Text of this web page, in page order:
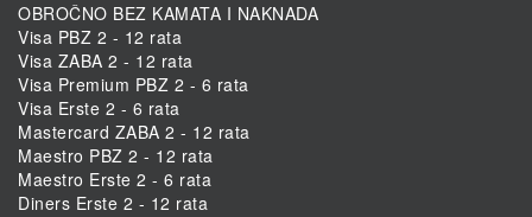
OBROČNO BEZ KAMATA I NAKNADA
Visa PBZ 2 - 12 rata
Visa ZABA 2 - 12 rata
Visa Premium PBZ 2 - 6 rata
Visa Erste 2 - 6 rata
Mastercard ZABA 2 - 12 rata
Maestro PBZ 2 - 12 rata
Maestro Erste 2 - 6 rata
Diners Erste 2 - 12 rata